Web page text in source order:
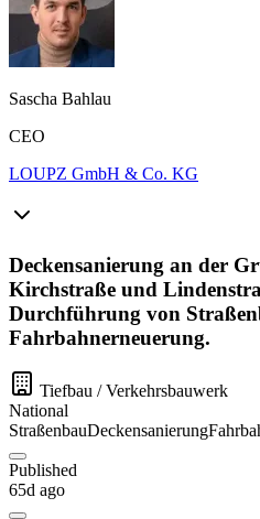
Sascha Bahlau
CEO
LOUPZ GmbH & Co. KG
Deckensanierung an der
Kirchstraße und
Durchführung von
Fahrbahnerneuerung.
Tiefbau / Verkehrsbauwerk
National
StraßenbauDeckensanierung
Published
65d ago